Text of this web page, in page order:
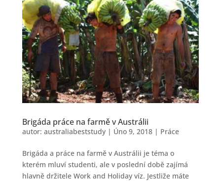
Brigáda práce na farmě v Austrálii
autor: australiabeststudy| Úno 9, 2018| Práce
Brigáda a práce na farmě v Austrálii je téma o
kterém mluví studenti, ale v poslední době zajímá
hlavně držitele Work and Holiday víz. Jestliže máte